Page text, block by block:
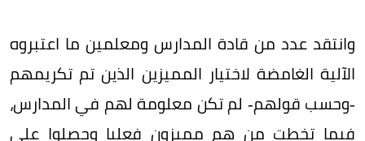
وانتقد عدد من قادة المدارس ومعلمين ما اعتبروه
الآلية الغامضة لاختيار المميزين الذين تم تكريمهم
-وحسب قولهم- لم تكن معلومة لهم في المدارس،
فيما تخطت من هم مميزون فعليا وحصلوا على